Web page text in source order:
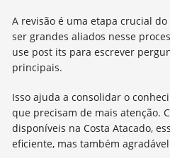
A revisão é uma etapa crucial
ser grandes aliados nesse
use post its para escrever
principais.
Isso ajuda a consolidar o
que precisam de mais atenção.
disponíveis na Costa Atacado,
eficiente, mas também